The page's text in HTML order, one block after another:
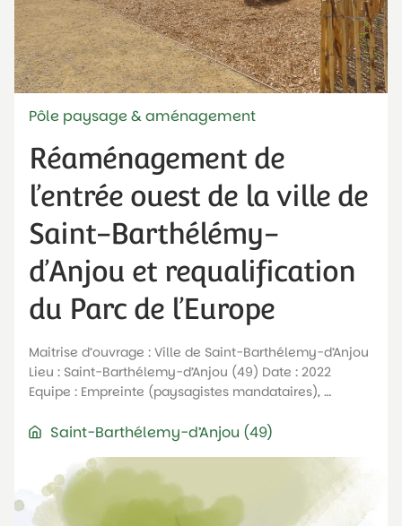
Pôle paysage & aménagement
Réaménagement de
l’entrée ouest de la ville de
Saint-Barthélémy-
d’Anjou et requalification
du Parc de l’Europe
Maitrise d’ouvrage : Ville de Saint-Barthélemy-d’Anjou
Lieu : Saint-Barthélemy-d’Anjou (49) Date : 2022
Equipe : Empreinte (paysagistes mandataires), …
Saint-Barthélemy-d’Anjou (49)